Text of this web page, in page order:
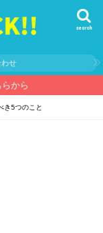
search
わせ
から
き5つのこと